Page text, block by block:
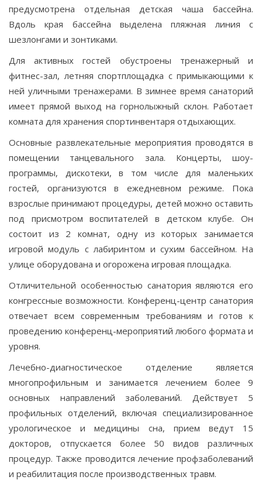
предусмотрена отдельная детская чаша бассейна.
Вдоль края бассейна выделена пляжная линия с
шезлонгами и зонтиками.
Для активных гостей обустроены тренажерный и
фитнес-зал, летняя спортплощадка с примыкающими к
ней уличными тренажерами. В зимнее время санаторий
имеет прямой выход на горнолыжный склон. Работает
комната для хранения спортинвентаря отдыхающих.
Основные развлекательные мероприятия проводятся в
помещении танцевального зала. Концерты, шоу-
программы, дискотеки, в том числе для маленьких
гостей, организуются в ежедневном режиме. Пока
взрослые принимают процедуры, детей можно оставить
под присмотром воспитателей в детском клубе. Он
состоит из 2 комнат, одну из которых занимается
игровой модуль с лабиринтом и сухим бассейном. На
улице оборудована и огорожена игровая площадка.
Отличительной особенностью санатория являются его
конгрессные возможности. Конференц-центр санатория
отвечает всем современным требованиям и готов к
проведению конференц-мероприятий любого формата и
уровня.
Лечебно-диагностическое отделение является
многопрофильным и занимается лечением более 9
основных направлений заболеваний. Действует 5
профильных отделений, включая специализированное
урологическое и медицины сна, прием ведут 15
докторов, отпускается более 50 видов различных
процедур. Также проводится лечение профзаболеваний
и реабилитация после производственных травм.